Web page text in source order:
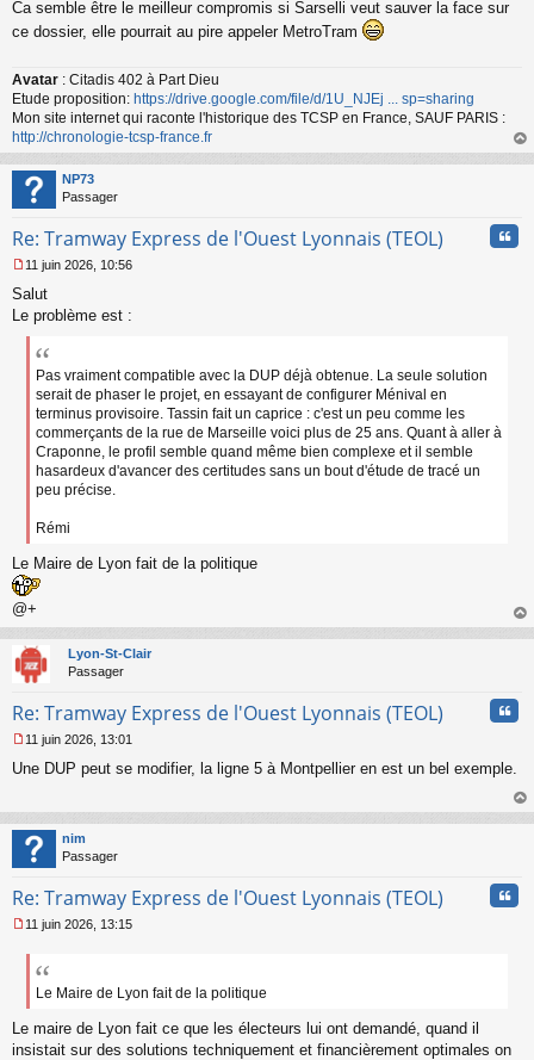
e
s
g
e
n
o
n
l
u
Ca semble être le meilleur compromis si Sarselli veut sauver la face sur
ce dossier, elle pourrait au pire appeler MetroTram
Avatar : Citadis 402 à Part Dieu
Etude proposition: https://drive.google.com/file/d/1U_NJEj ... sp=sharing
Mon site internet qui raconte l'historique des TCSP en France, SAUF PARIS :
http://chronologie-tcsp-france.fr
au
NP73
Passager
Re: Tramway Express de l'Ouest Lyonnais (TEOL)
e
s
11 juin 2026, 10:56
Salut
Le problème est :
Pas vraiment compatible avec la DUP déjà obtenue. La seule solution
serait de phaser le projet, en essayant de configurer Ménival en
terminus provisoire. Tassin fait un caprice : c'est un peu comme les
commerçants de la rue de Marseille voici plus de 25 ans. Quant à aller à
Craponne, le profil semble quand même bien complexe et il semble
hasardeux d'avancer des certitudes sans un bout d'étude de tracé un
peu précise.
Rémi
Le Maire de Lyon fait de la politique
@+
au
Lyon-St-Clair
Passager
Re: Tramway Express de l'Ouest Lyonnais (TEOL)
e
a
g
e
o
l
11 juin 2026, 13:01
Une DUP peut se modifier, la ligne 5 à Montpellier en est un bel exemple.
au
nim
Passager
Re: Tramway Express de l'Ouest Lyonnais (TEOL)
e
a
g
e
11 juin 2026, 13:15
Le Maire de Lyon fait de la politique
Le maire de Lyon fait ce que les électeurs lui ont demandé, quand il
insistait sur des solutions techniquement et financièrement optimales on